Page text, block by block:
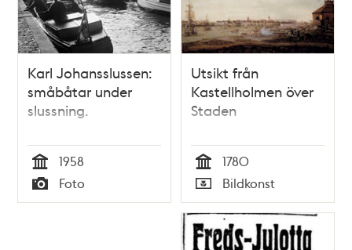
Karl Johansslussen:
småbåtar under
slussning.
Tid
1958
Typ
Foto
Utsikt från
Kastellholmen över
Staden
Tid
1780
Typ
Bildkonst